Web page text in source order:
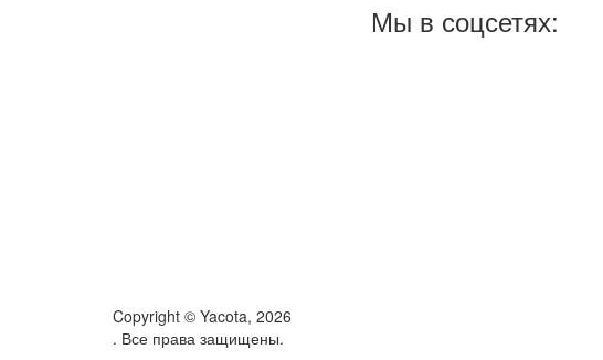
Мы в соцсетях:
Copyright © Yacota, 2026
. Все права защищены.